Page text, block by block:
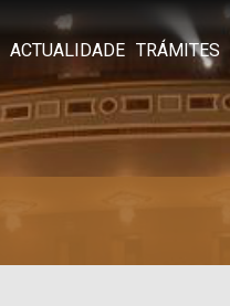
ACTUALIDADE TRÁMITES